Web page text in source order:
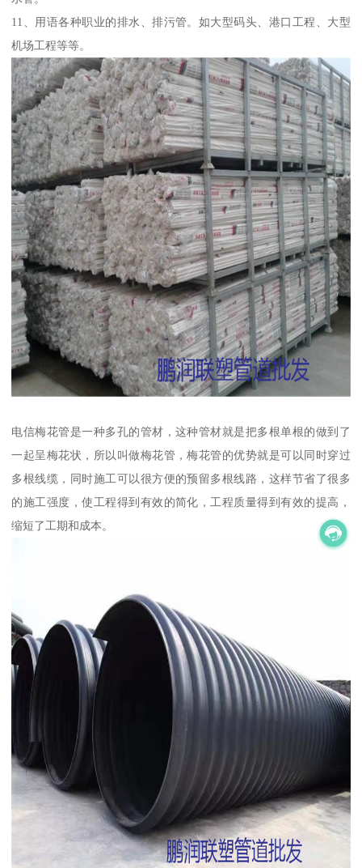
11、用语各种职业的排水、排污管。如大型码头、港口工程、大型
机场工程等等。
电信梅花管是一种多孔的管材，这种管材就是把多根单根的做到了
一起呈梅花状，所以叫做梅花管，梅花管的优势就是可以同时穿过
多根线缆，同时施工可以很方便的预留多根线路，这样节省了很多
的施工强度，使工程得到有效的简化，工程质量得到有效的提高，
缩短了工期和成本。